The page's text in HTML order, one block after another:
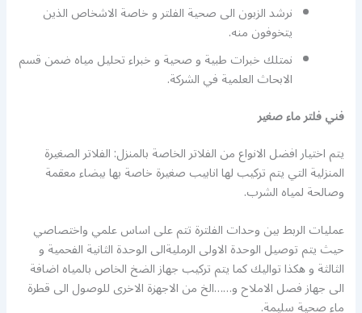
نرشد الزبون الى صحية الفلتر و خاصة الاشخاص الذين
يتخوفون منه.
نمتلك خبرات طبية و صحية و خبراء تحليل مياه ضمن قسم
الابحاث العلمية في الشركة.
فني فلتر ماء صغير
يتم اختيار افضل الانواع من الفلاتر الخاصة بالمنزل: الفلاتر الصغيرة
المنزلية التي يتم تركيب لها انابيب صغيرة خاصة بها بيضاء معقمة
وصالحة لمياه الشرب.
عمليات الربط بين وحدات الفلترة تتم على اساس علمي واختصاصي
حيث يتم توصيل الوحدة الاولى الرمليةالى الوحدة الثانية الفحمية و
الثالثة و هكذا تواليك كما يتم تركيب جهاز الضخ الخاص بالمياه اضافة
الى جهاز فصل الاملاح و……الخ من الاجهزة الاخرى للوصول الى قطرة
ماء صحية سليمة.